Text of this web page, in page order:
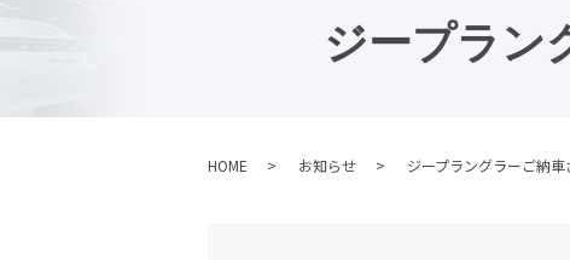
ジープラン
HOME お知らせ ジープラングラーご納